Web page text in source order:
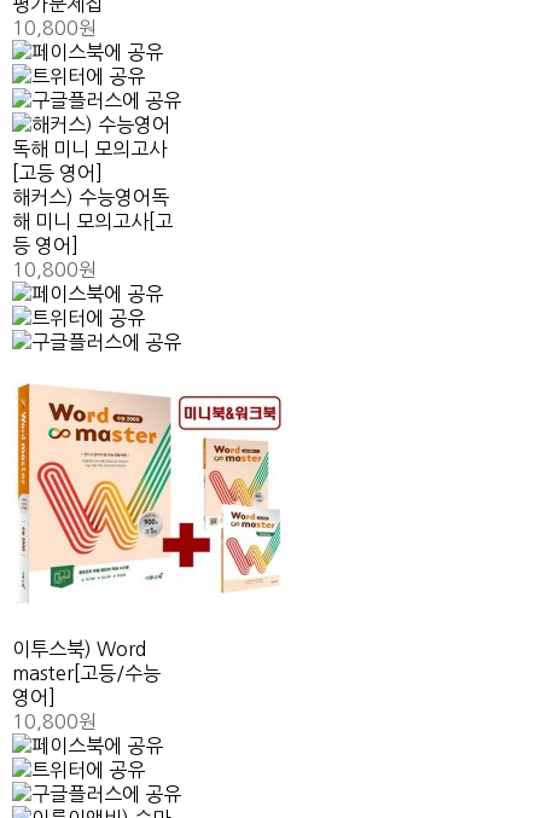
평가문제집
10,800원
해커스) 수능영어독
해 미니 모의고사[고
등 영어]
10,800원
이투스북) Word
master[고등/수능
영어]
10,800원